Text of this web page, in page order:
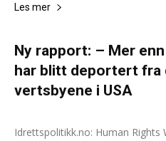
Les mer
Ny rapport: – Mer
har blitt deportert fra
vertsbyene i USA
Andreas Selliaas og Samindra Kunti
Idrettspolitikk.no: Human Rights